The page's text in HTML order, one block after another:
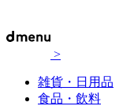
>
雑貨・日用品
食品・飲料